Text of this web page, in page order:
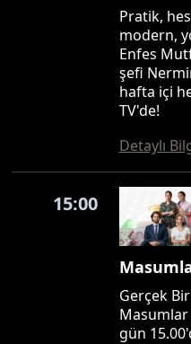
Pratik,
modern,
Enfes
şefi
hafta içi
TV'de!
Detaylı
15:00
Gerçek
Masumlar
gün